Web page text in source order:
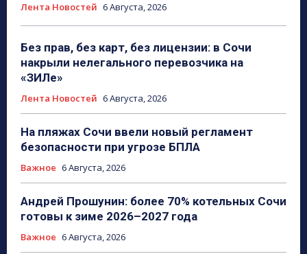
Лента Новостей 6 Августа, 2026
Без прав, без карт, без лицензии: в Сочи
накрыли нелегального перевозчика на
«ЗИЛе»
Лента Новостей 6 Августа, 2026
На пляжах Сочи ввели новый регламент
безопасности при угрозе БПЛА
Важное 6 Августа, 2026
Андрей Прошунин: более 70% котельных Сочи
готовы к зиме 2026–2027 года
Важное 6 Августа, 2026